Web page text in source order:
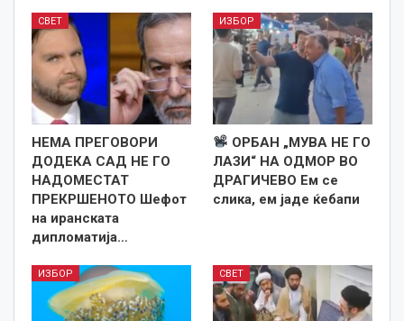
СВЕТ
НЕМА ПРЕГОВОРИ
ДОДЕКА САД НЕ ГО
НАДОМЕСТАТ
ПРЕКРШЕНОТО Шефот
на иранската
дипломатија…
ИЗБОР
ОРБАН „МУВА НЕ ГО
ЛАЗИ“ НА ОДМОР ВО
ДРАГИЧЕВО Ем се
слика, ем јаде ќебапи
ИЗБОР СВЕТ